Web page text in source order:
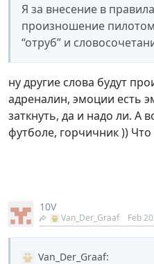
Я за внесение в
произношение
“отруб” и
ну другие слова будут
адреналин, эмоции есть
заткнуть, да и надо ли. А
футболе, горчичник ))
10V
Van_Der_Graaf Feb
Van_Der_Graaf: